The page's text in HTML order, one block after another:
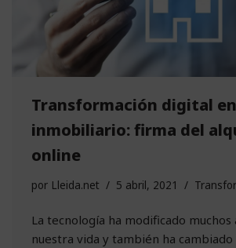
Transformación digital
inmobiliario: firma del
online
por Lleida.net 5 abril, 2021
La tecnología ha modificado muchos
nuestra vida y también ha